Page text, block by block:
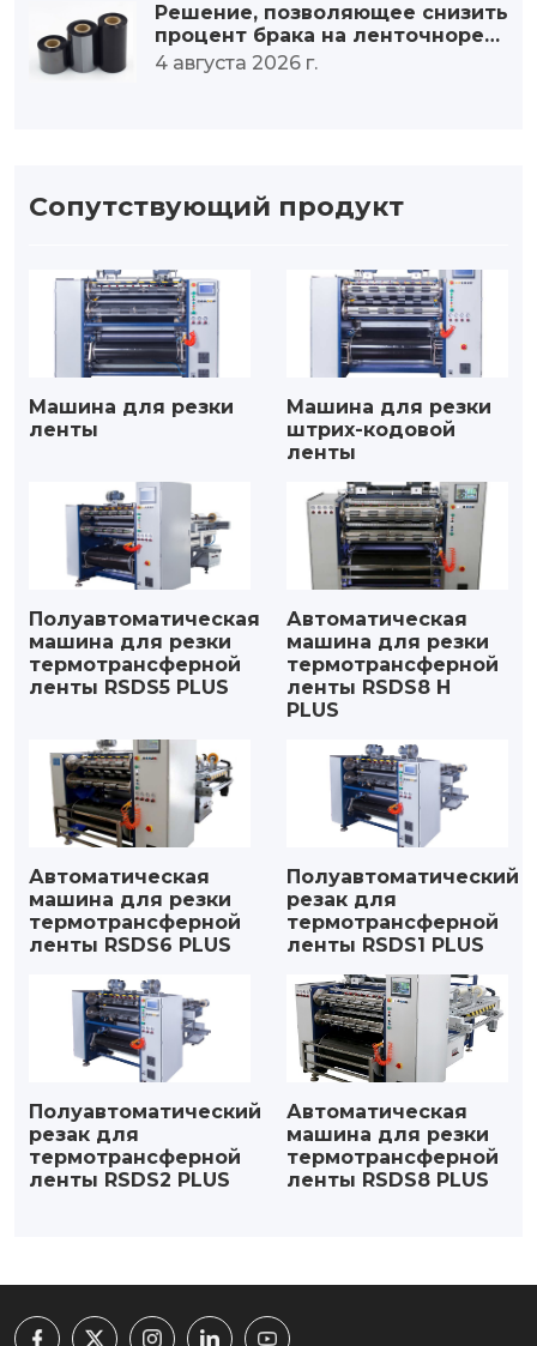
Решение, позволяющее снизить
процент брака на ленточнорезь
ных станках на 30%.
4 августа 2026 г.
Сопутствующий продукт
Машина для резки
ленты
Машина для резки
штрих-кодовой
ленты
Полуавтоматическая
машина для резки
термотрансферной
ленты RSDS5 PLUS
Автоматическая
машина для резки
термотрансферной
ленты RSDS8 H
PLUS
Автоматическая
машина для резки
термотрансферной
ленты RSDS6 PLUS
Полуавтоматический
резак для
термотрансферной
ленты RSDS1 PLUS
Полуавтоматический
резак для
термотрансферной
ленты RSDS2 PLUS
Автоматическая
машина для резки
термотрансферной
ленты RSDS8 PLUS